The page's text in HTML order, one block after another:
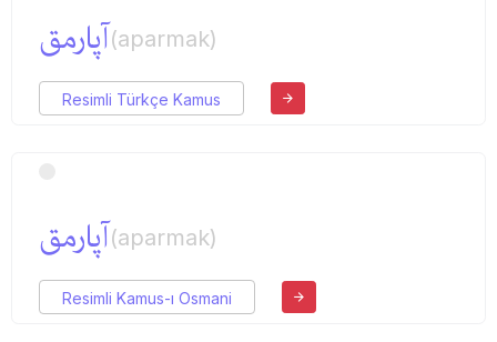
آپارمق(aparmak)
Resimli Türkçe Kamus
آپارمق(aparmak)
Resimli Kamus-ı Osmani